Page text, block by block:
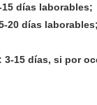
días laborables;
20 días
3-15 días, si por